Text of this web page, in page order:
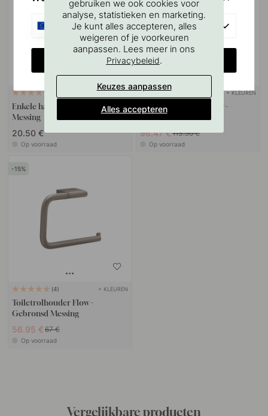
+ KLEUREN
Enkele haak Flow - Gebronsd
Messing
20.50 €
Op voorraad
+ KLEUREN
Handdoekhouder Flow -
Gebronsd Messing
96.47 €113.50 €
Op voorraad
15
4 + KLEUREN
Toiletrolhouder Flow -
Gebronsd Messing
56.95 € 67 €
Op voorraad
Vergelijkbare producten
gebruiken we ook cookies voor
analyse, statistieken en marketing.
Je kunt alles accepteren, alles
weigeren of je voorkeuren
aanpassen. Lees meer in ons
Privacybeleid.
Keuzes aanpassen
Alles accepteren
CHANGE COUNTRY